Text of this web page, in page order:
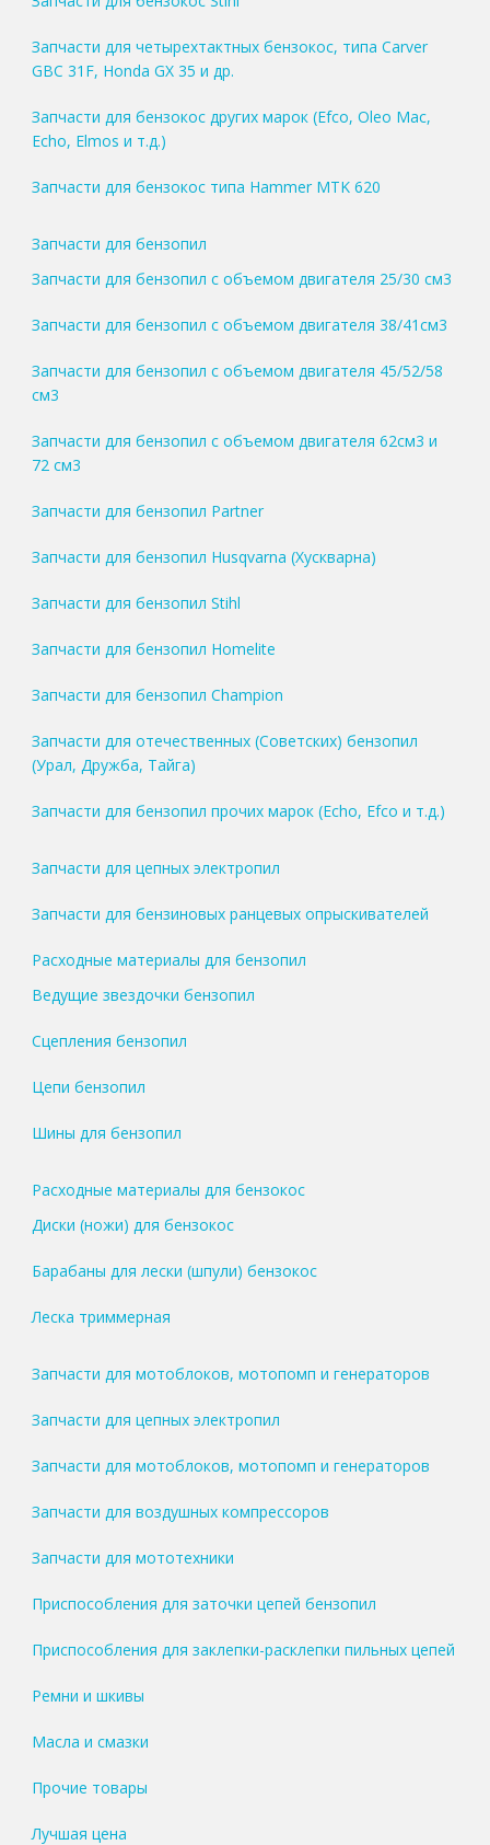
Запчасти для четырехтактных бензокос, типа Carver
GBC 31F, Honda GX 35 и др.
Запчасти для бензокос других марок (Efco, Oleo Mac,
Echo, Elmos и т.д.)
Запчасти для бензокос типа Hammer MTK 620
Запчасти для бензопил
Запчасти для бензопил с объемом двигателя 25/30 см3
Запчасти для бензопил с объемом двигателя 38/41см3
Запчасти для бензопил с объемом двигателя 45/52/58
см3
Запчасти для бензопил с объемом двигателя 62см3 и
72 см3
Запчасти для бензопил Partner
Запчасти для бензопил Husqvarna (Хускварна)
Запчасти для бензопил Stihl
Запчасти для бензопил Homelite
Запчасти для бензопил Champion
Запчасти для отечественных (Советских) бензопил
(Урал, Дружба, Тайга)
Запчасти для бензопил прочих марок (Echo, Efco и т.д.)
Запчасти для цепных электропил
Запчасти для бензиновых ранцевых опрыскивателей
Расходные материалы для бензопил
Ведущие звездочки бензопил
Сцепления бензопил
Цепи бензопил
Шины для бензопил
Расходные материалы для бензокос
Диски (ножи) для бензокос
Барабаны для лески (шпули) бензокос
Леска триммерная
Запчасти для мотоблоков, мотопомп и генераторов
Запчасти для цепных электропил
Запчасти для мотоблоков, мотопомп и генераторов
Запчасти для воздушных компрессоров
Запчасти для мототехники
Приспособления для заточки цепей бензопил
Приспособления для заклепки-расклепки пильных цепей
Ремни и шкивы
Масла и смазки
Прочие товары
Лучшая цена